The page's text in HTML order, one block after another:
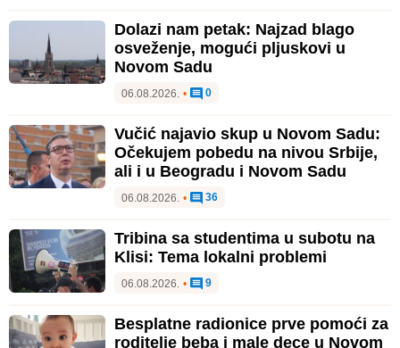
Dolazi nam petak: Najzad blago
osveženje, mogući pljuskovi u
Novom Sadu
06.08.2026. • 0
Vučić najavio skup u Novom Sadu:
Očekujem pobedu na nivou Srbije,
ali i u Beogradu i Novom Sadu
06.08.2026. • 36
Tribina sa studentima u subotu na
Klisi: Tema lokalni problemi
06.08.2026. • 9
Besplatne radionice prve pomoći za
roditelje beba i male dece u Novom